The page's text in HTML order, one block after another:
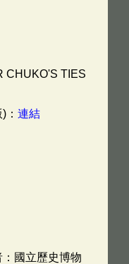
CHUKO'S TIES
連結
國立歷史博物